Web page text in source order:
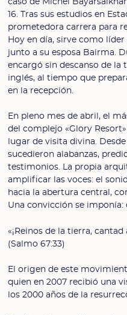
16. Tras sus estudios en
prometedora carrera para
Hoy en día, sirve como
junto a su esposa Bairma.
encargó sin descanso de
inglés, al tiempo que
en la recepción.
En pleno mes de abril, el
del complejo «Glory
lugar de visita divina.
sucedieron alabanzas,
testimonios. La propia
amplificar las voces: el
hacia la abertura central,
Una convicción se imponía:
«¡Reinos de la tierra,
(Salmo 67:33)
El origen de este
quien en 2007 recibió una
los 2000 años de la